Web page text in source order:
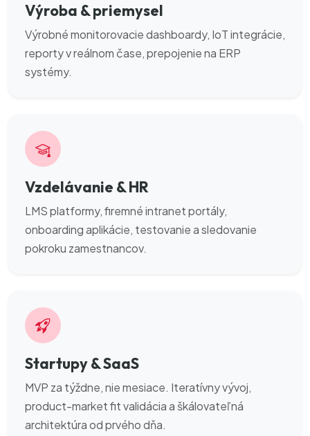
Výroba & priemysel
Výrobné monitorovacie dashboardy, IoT integrácie,
reporty v reálnom čase, prepojenie na ERP
systémy.
Vzdelávanie & HR
LMS platformy, firemné intranet portály,
onboarding aplikácie, testovanie a sledovanie
pokroku zamestnancov.
Startupy & SaaS
MVP za týždne, nie mesiace. Iteratívny vývoj,
product-market fit validácia a škálovateľná
architektúra od prvého dňa.